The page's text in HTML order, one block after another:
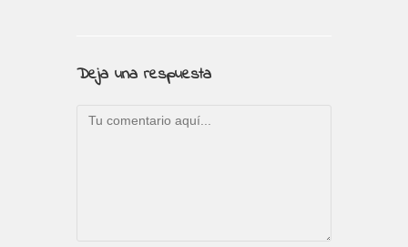
Deja una respuesta
Comentario